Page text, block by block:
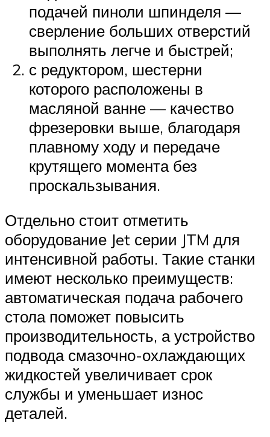
подачей пиноли шпинделя —
сверление больших отверстий
выполнять легче и быстрей;
с редуктором, шестерни
которого расположены в
масляной ванне — качество
фрезеровки выше, благодаря
плавному ходу и передаче
крутящего момента без
проскальзывания.
Отдельно стоит отметить
оборудование Jet серии JTM для
интенсивной работы. Такие станки
имеют несколько преимуществ:
автоматическая подача рабочего
стола поможет повысить
производительность, а устройство
подвода смазочно-охлаждающих
жидкостей увеличивает срок
службы и уменьшает износ
деталей.